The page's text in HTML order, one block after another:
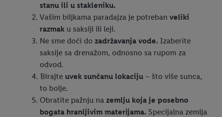
stanu ili u stakleniku.
Vašim biljkama paradajza je potreban veliki
razmak u saksiji ili leji.
Ne sme doći do zadržavanja vode. Izaberite
saksije sa drenažom, odnosno sa rupom za
odvod.
Birajte uvek sunčanu lokaciju – što više sunca,
to bolje.
Obratite pažnju na zemlju koja je posebno
bogata hranljivim materijama. Specijalna zemlja